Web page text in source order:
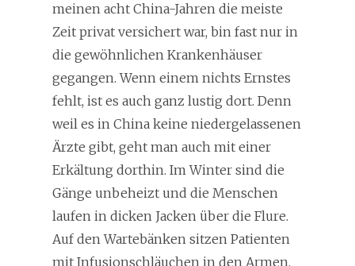
meinen acht China-Jahren die meiste
Zeit privat versichert war, bin fast nur in
die gewöhnlichen Krankenhäuser
gegangen. Wenn einem nichts Ernstes
fehlt, ist es auch ganz lustig dort. Denn
weil es in China keine niedergelassenen
Ärzte gibt, geht man auch mit einer
Erkältung dorthin. Im Winter sind die
Gänge unbeheizt und die Menschen
laufen in dicken Jacken über die Flure.
Auf den Wartebänken sitzen Patienten
mit Infusionschläuchen in den Armen.